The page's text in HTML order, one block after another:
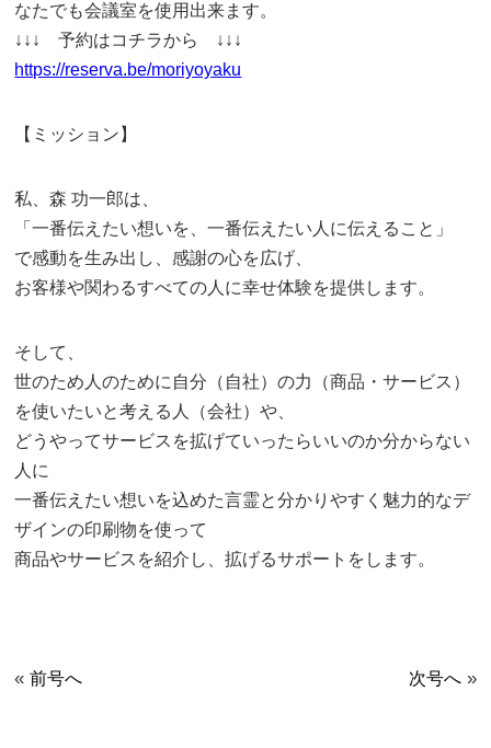
なたでも会議室を使用出来ます。
↓↓↓ 予約はコチラから ↓↓↓
https://reserva.be/moriyoyaku
【ミッション】
私、森 功一郎は、
「一番伝えたい想いを、一番伝えたい人に伝えること」
で感動を生み出し、感謝の心を広げ、
お客様や関わるすべての人に幸せ体験を提供します。
そして、
世のため人のために自分（自社）の力（商品・サービス）
を使いたいと考える人（会社）や、
どうやってサービスを拡げていったらいいのか分からない
人に
一番伝えたい想いを込めた言霊と分かりやすく魅力的なデ
ザインの印刷物を使って
商品やサービスを紹介し、拡げるサポートをします。
«前号へ 次号へ»